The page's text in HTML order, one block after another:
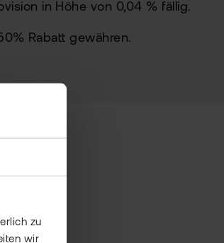
zu
wir
in Höhe von 0,04 % fällig.
Rabatt gewähren.